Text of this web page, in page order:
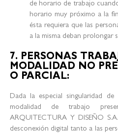
de horario de trabajo
horario muy próximo a la
ésta requiera que las
a la misma deban prolongar
7. PERSONAS
MODALIDAD NO
O PARCIAL:
Dada la especial singularidad
modalidad de trabajo
ARQUITECTURA Y DISEÑO
desconexión digital tanto a las